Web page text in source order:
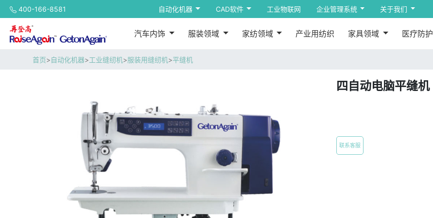
400-166-8581 自动化机器 CAD软件 工业物联网 企业管理系统 关于我们
汽车内饰 服装领域 家纺领域 产业用纺织 家具领域 医疗防护
首页>自动化机器>工业缝纫机>服装用缝纫机>平缝机
四自动电脑平缝机
联系客服